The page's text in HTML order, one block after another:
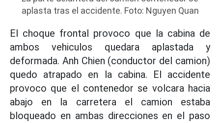
aplasta tras el accidente. Foto: Nguyen Quan
El choque frontal provoco que la cabina de
ambos vehiculos quedara aplastada y
deformada. Anh Chien (conductor del camion)
quedo atrapado en la cabina. El accidente
provoco que el contenedor se volcara hacia
abajo en la carretera el camion estaba
bloqueado en ambas direcciones en el paso